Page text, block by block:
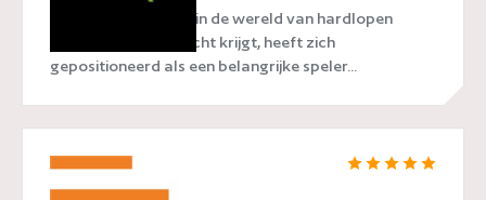
RunX, een naam die in de wereld van hardlopen
steeds meer aandacht krijgt, heeft zich
gepositioneerd als een belangrijke speler...